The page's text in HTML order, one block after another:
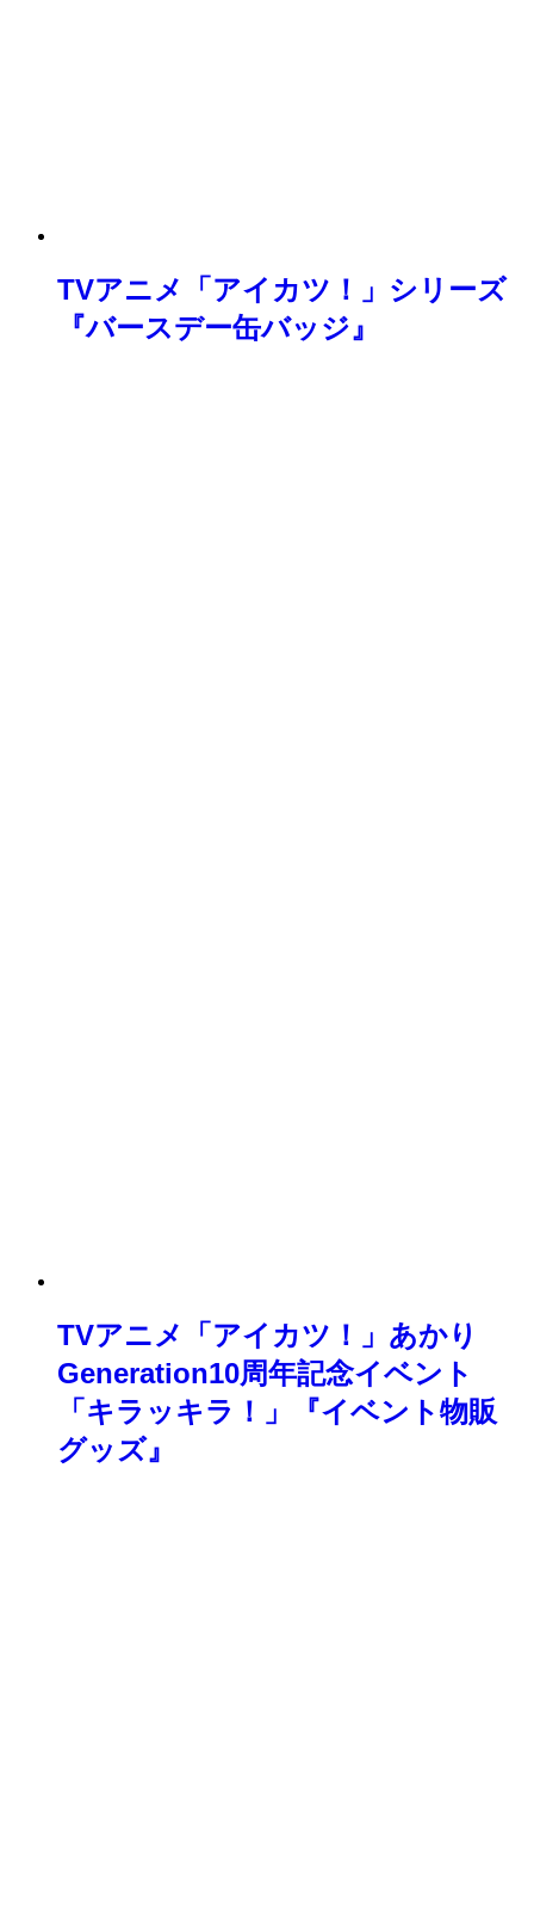
TVアニメ「アイカツ！」シリーズ
『バースデー缶バッジ』
TVアニメ「アイカツ！」あかり
Generation10周年記念イベント
「キラッキラ！」『イベント物販
グッズ』